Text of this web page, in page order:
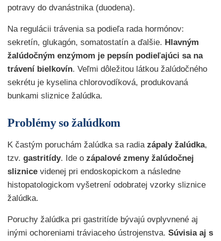
potravy do dvanástnika (duodena).
Na regulácii trávenia sa podieľa rada hormónov:
sekretín, glukagón, somatostatín a ďalšie. Hlavným
žalúdočným enzýmom je pepsín podieľajúci sa na
trávení bielkovín. Veľmi dôležitou látkou žalúdočného
sekrétu je kyselina chlorovodíková, produkovaná
bunkami sliznice žalúdka.
Problémy so žalúdkom
K častým poruchám žalúdka sa radia zápaly žalúdka,
tzv. gastritídy. Ide o zápalové zmeny žalúdočnej
sliznice videnej pri endoskopickom a následne
histopatologickom vyšetrení odobratej vzorky sliznice
žalúdka.
Poruchy žalúdka pri gastritíde bývajú ovplyvnené aj
inými ochoreniami tráviaceho ústrojenstva. Súvisia aj s